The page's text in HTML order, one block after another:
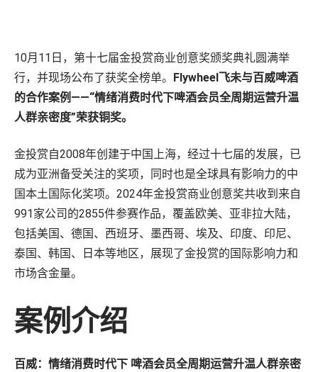
高级零售分析
费用收回
供应链与物流
全球销售
产品页面内容
零售平台旗舰店
战略咨询
识相结合，帮助您更快地发展。
了解更多
盈利能力与产品组合评估
10月11日，第十七届金投赏商业创意奖颁奖典礼圆满举
行，并现场公布了获奖全榜单。 Flywheel飞未与百威啤酒
的合作案例——“情绪消费时代下啤酒会员全周期运营升温
人群亲密度”荣获铜奖。
金投赏自2008年创建于中国上海，经过十七届的发展，已
成为亚洲备受关注的奖项，同时也是全球具有影响力的中
国本土国际化奖项。2024年金投赏商业创意奖共收到来自
991家公司的2855件参赛作品，覆盖欧美、亚非拉大陆，
包括美国、德国、西班牙、墨西哥、埃及、印度、印尼、
泰国、韩国、日本等地区，展现了金投赏的国际影响力和
市场含金量。
案例介绍
百威：情绪消费时代下 啤酒会员全周期运营升温人群亲密